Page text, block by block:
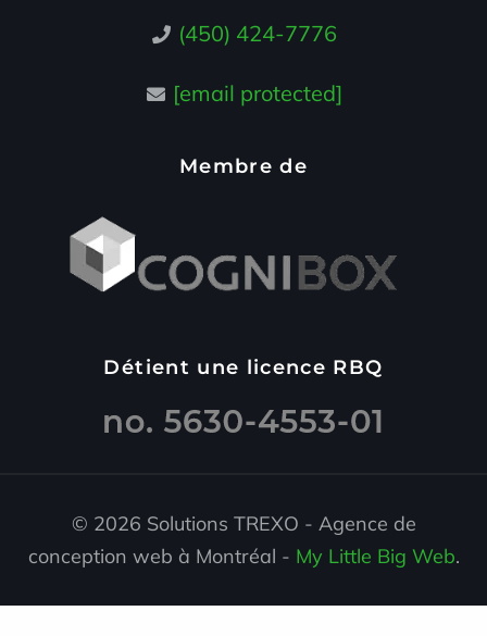
(450) 424-7776
[email protected]
Membre de
Détient une licence RBQ
© 2026 Solutions TREXO - Agence de
conception web à Montréal - My Little Big Web.